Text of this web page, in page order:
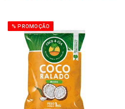
% PROMOÇÃO